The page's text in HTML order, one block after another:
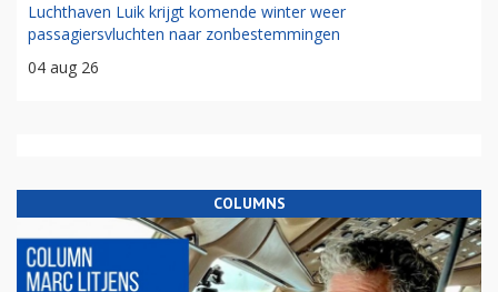
Luchthaven Luik krijgt komende winter weer
passagiersvluchten naar zonbestemmingen
04 aug 26
COLUMNS